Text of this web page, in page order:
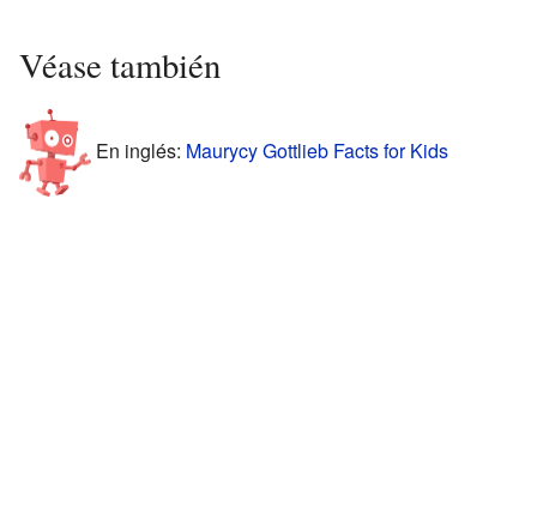
Véase también
En inglés: Maurycy Gottlieb Facts for Kids